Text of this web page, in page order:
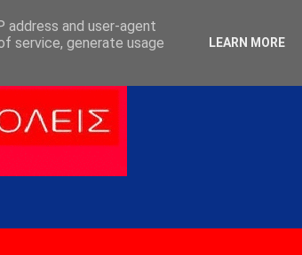
address and user-agent
service, generate usage
LEARN MORE